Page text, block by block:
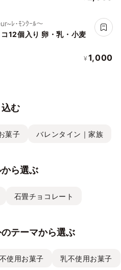
ﾚ･ﾓﾝｸｰﾙ〜
12個入り 卵・乳・小麦
¥ 1,000
む
菓子 バレンタイン｜家族
ら選ぶ
石畳チョコレート
テーマから選ぶ
使用お菓子 乳不使用お菓子